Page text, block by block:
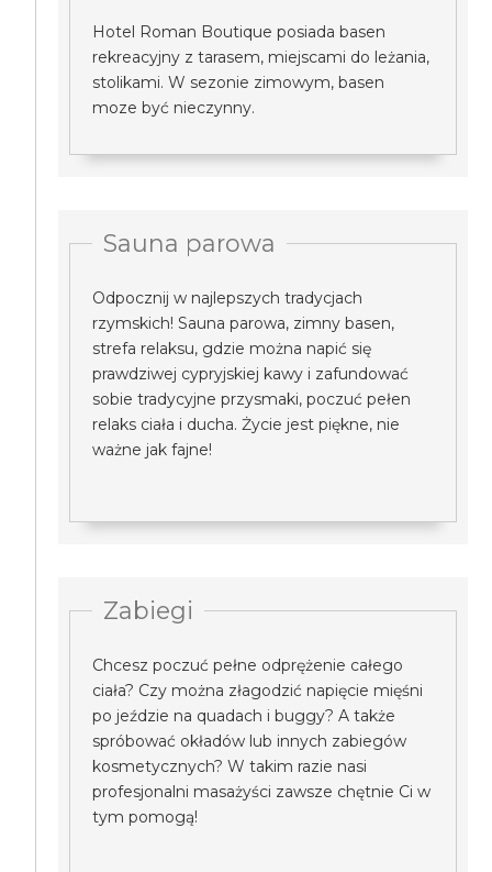
Hotel Roman Boutique posiada basen
rekreacyjny z tarasem, miejscami do leżania,
stolikami. W sezonie zimowym, basen
moze być nieczynny.
Sauna parowa
Odpocznij w najlepszych tradycjach
rzymskich! Sauna parowa, zimny basen,
strefa relaksu, gdzie można napić się
prawdziwej cypryjskiej kawy i zafundować
sobie tradycyjne przysmaki, poczuć pełen
relaks ciała i ducha. Życie jest piękne, nie
ważne jak fajne!
Zabiegi
Chcesz poczuć pełne odprężenie całego
ciała? Czy można złagodzić napięcie mięśni
po jeździe na quadach i buggy? A także
spróbować okładów lub innych zabiegów
kosmetycznych? W takim razie nasi
profesjonalni masażyści zawsze chętnie Ci w
tym pomogą!